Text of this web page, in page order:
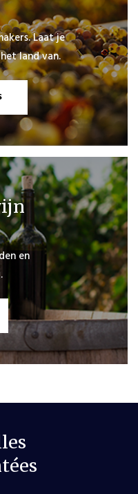
Laat je
land van.
en